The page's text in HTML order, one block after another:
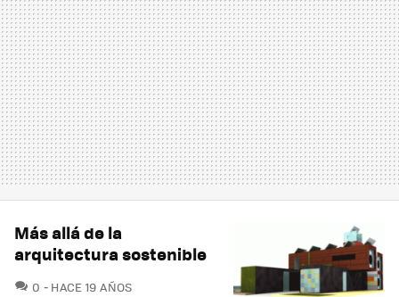
Más allá de la
arquitectura sostenible
0 COMENTARIOS
HACE 19 AÑOS